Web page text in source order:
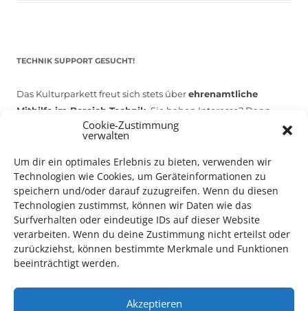
Cookie-Zustimmung
verwalten
Um dir ein optimales Erlebnis zu bieten, verwenden wir
Technologien wie Cookies, um Geräteinformationen zu
speichern und/oder darauf zuzugreifen. Wenn du diesen
Technologien zustimmst, können wir Daten wie das
Surfverhalten oder eindeutige IDs auf dieser Website
verarbeiten. Wenn du deine Zustimmung nicht erteilst oder
zurückziehst, können bestimmte Merkmale und Funktionen
beeinträchtigt werden.
Akzeptieren
TECHNIK SUPPORT GESUCHT!
Das Kulturparkett freut sich stets überehrenamtliche
Mithilfe im Bereich Technik . Sie haben Interesse? Dann
melden Sie sich unterinfo@kulturparkett-rhein-neckar.de
*KULTURTIPP SOMMERPAUSE: FESTIVAL DES DEUTSCHEN FILMS*